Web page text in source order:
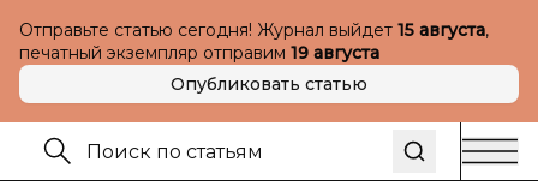
Отправьте статью сегодня! Журнал выйдет 15 августа,
печатный экземпляр отправим 19 августа
Опубликовать статью